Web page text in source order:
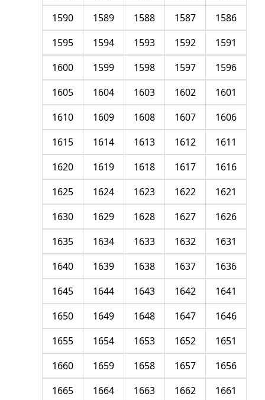
1586
1587
1588
1589
1590
1591
1592
1593
1594
1595
1596
1597
1598
1599
1600
1601
1602
1603
1604
1605
1606
1607
1608
1609
1610
1611
1612
1613
1614
1615
1616
1617
1618
1619
1620
1621
1622
1623
1624
1625
1626
1627
1628
1629
1630
1631
1632
1633
1634
1635
1636
1637
1638
1639
1640
1641
1642
1643
1644
1645
1646
1647
1648
1649
1650
1651
1652
1653
1654
1655
1656
1657
1658
1659
1660
1661
1662
1663
1664
1665